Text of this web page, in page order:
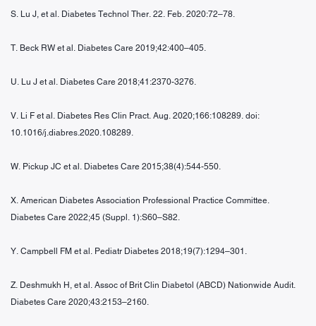
S. Lu J, et al. Diabetes Technol Ther. 22. Feb. 2020:72–78.
T. Beck RW et al. Diabetes Care 2019;42:400–405.
U. Lu J et al. Diabetes Care 2018;41:2370-3276.
V. Li F et al. Diabetes Res Clin Pract. Aug. 2020;166:108289. doi:
10.1016/j.diabres.2020.108289.
W. Pickup JC et al. Diabetes Care 2015;38(4):544-550.
X. American Diabetes Association Professional Practice Committee.
Diabetes Care 2022;45 (Suppl. 1):S60–S82.
Y. Campbell FM et al. Pediatr Diabetes 2018;19(7):1294–301.
Z. Deshmukh H, et al. Assoc of Brit Clin Diabetol (ABCD) Nationwide Audit.
Diabetes Care 2020;43:2153–2160.